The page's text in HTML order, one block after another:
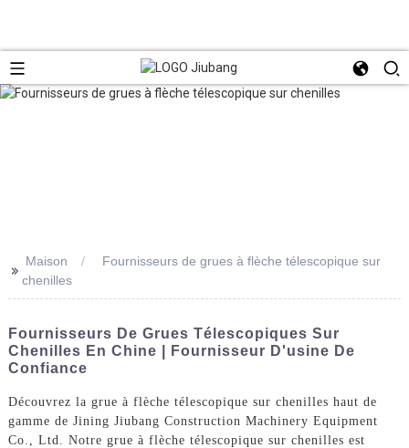
>> Maison
Fournisseurs de grues à flèche télescopique sur
chenilles
Fournisseurs De Grues Télescopiques Sur
Chenilles En Chine | Fournisseur D'usine De
Confiance
Découvrez la grue à flèche télescopique sur chenilles haut de
gamme de Jining Jiubang Construction Machinery Equipment
Co., Ltd. Notre grue à flèche télescopique sur chenilles est